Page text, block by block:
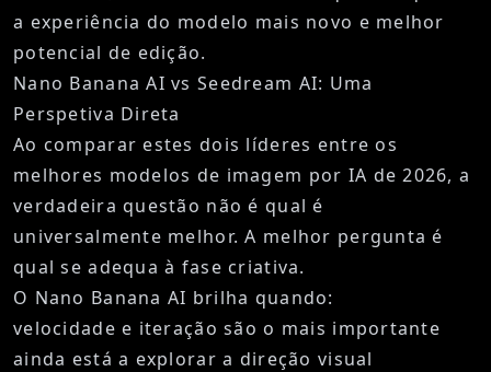
a experiência do modelo mais novo e melhor
potencial de edição.
Nano Banana AI vs Seedream AI: Uma
Perspetiva Direta
Ao comparar estes dois líderes entre os
melhores modelos de imagem por IA de 2026, a
verdadeira questão não é qual é
universalmente melhor. A melhor pergunta é
qual se adequa à fase criativa.
O Nano Banana AI brilha quando:
velocidade e iteração são o mais importante
ainda está a explorar a direção visual